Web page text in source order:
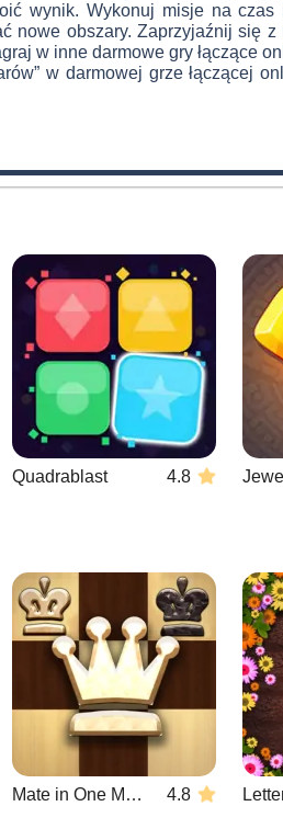
wynik. Wykonuj misje na
nowe obszary. Zaprzyjaźnij się
w inne darmowe gry łączące
w darmowej grze łączącej
Quadrablast 4.8
Mate in One Move 4.8